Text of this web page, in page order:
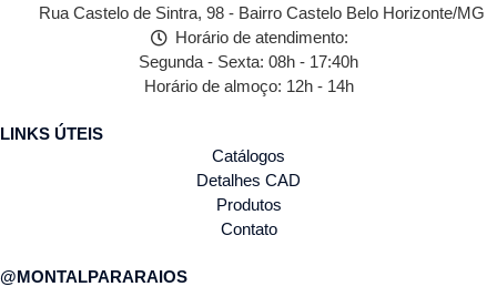
Rua Castelo de Sintra, 98 - Bairro Castelo Belo Horizonte/MG
Horário de atendimento:
Segunda - Sexta: 08h - 17:40h
Horário de almoço: 12h - 14h
LINKS ÚTEIS
Catálogos
Detalhes CAD
Produtos
Contato
@MONTALPARARAIOS